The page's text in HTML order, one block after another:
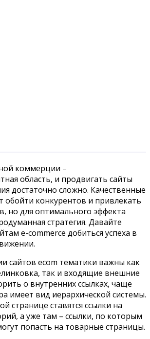
коммерции –
область, и продвигать сайты
достаточно сложно. Качественные
обойти конкурентов и привлекать
но для оптимального эффекта
стратегия. Давайте
e-commerce добиться успеха в
сайтов ecom тематики важны как
так и входящие внешние
о внутренних ссылках, чаще
имеет вид иерархической системы.
странице ставятся ссылки на
а уже там – ссылки, по которым
попасть на товарные страницы.